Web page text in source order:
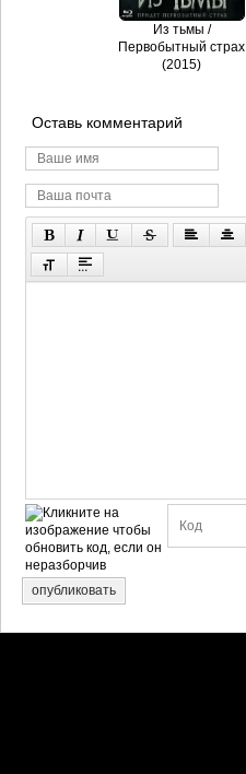
Из тьмы /
Первобытный страх
(2015)
Оставь комментарий
опубликовать